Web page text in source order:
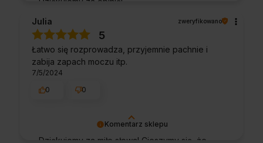
Komentarz sklepu
Dziękujemy za miłe słowa! Cieszymy się, że
Julia zweryfikowano
5
Łatwo się rozprowadza, przyjemnie pachnie i
zabija zapach moczu itp.
7/5/2024
0
0